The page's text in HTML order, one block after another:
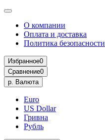
О компании
Оплата и доставка
Политика безопасности
Избранное0
Сравнение0
р. Валюта
Euro
US Dollar
Гривна
Рубль